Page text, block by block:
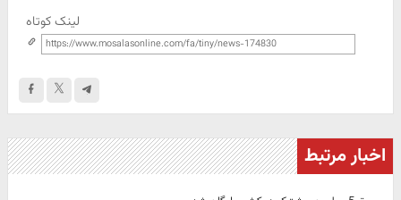
لینک کوتاه
اخبار مرتبط